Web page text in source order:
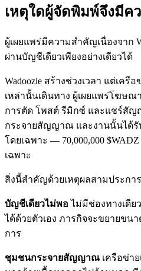
เหตุใดผู้จัดพิมพ์จึงมีค
ผู้เผยแพร่มีความสำคัญเนื่องจาก
ผ่านบัญชีเดียวเพียงอย่างเดียวได้
Wadoozie สร้างช่วงเวลา แต่เครื
เหล่านั้นเดินทาง ผู้เผยแพร่โฆษณ
การตัด โพสต์ รีมิกซ์ และแชร์สั
กระจายสัญญาณ และงานนั้นได้รั
โดยเฉพาะ — 70,000,000
เฉพาะ
สิ่งนี้สำคัญด้วยเหตุผลสามประการ
บัญชีเดียวไม่พอ ไม่มีช่องทางเดีย
ได้ด้วยตัวเอง ภารกิจจะขยายขน
การ
ชุมชนกระจายสัญญาณ เครือข่า